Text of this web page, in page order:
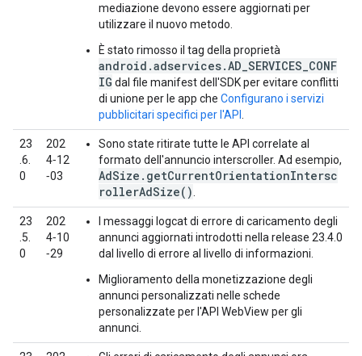
mediazione devono essere aggiornati per
utilizzare il nuovo metodo.
È stato rimosso il tag della proprietà
android.adservices.AD_SERVICES_CONF
IG dal file manifest dell'SDK per evitare conflitti
di unione per le app che Configurano i servizi
pubblicitari specifici per l'API
23
.6.
0
202
4‑12
‑03
Sono state ritirate tutte le API correlate al
formato dell'annuncio interscroller. Ad esempio,
AdSize.getCurrentOrientationIntersc
rollerAdSize()
23
.5.
0
202
4‑10
‑29
I messaggi logcat di errore di caricamento degli
annunci aggiornati introdotti nella release 23.4.0
dal livello di errore al livello di informazioni.
Miglioramento della monetizzazione degli
annunci personalizzati nelle schede
personalizzate per l'API WebView per gli
annunci.